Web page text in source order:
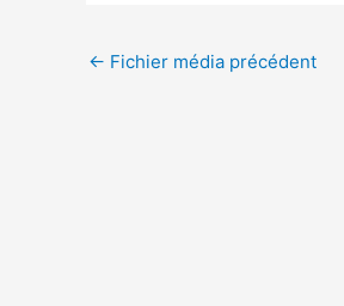
← Fichier média précédent